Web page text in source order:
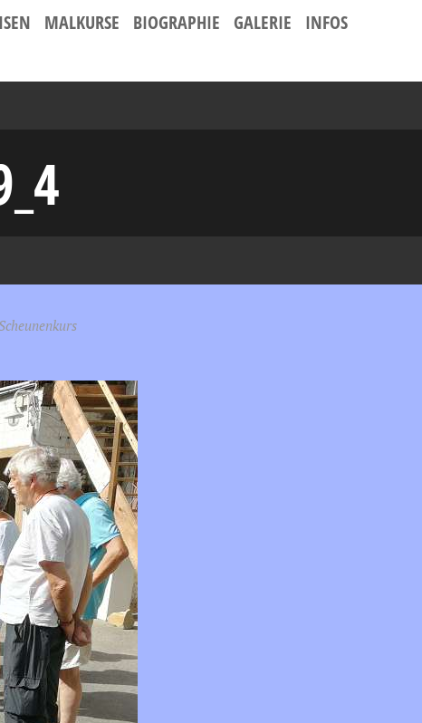
MALKURSE BIOGRAPHIE GALERIE INFOS